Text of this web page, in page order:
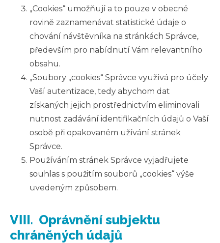
„Cookies“ umožňují a to pouze v obecné
rovině zaznamenávat statistické údaje o
chování návštěvníka na stránkách Správce,
především pro nabídnutí Vám relevantního
obsahu.
„Soubory „cookies“ Správce využívá pro účely
Vaší autentizace, tedy abychom dat
získaných jejich prostřednictvím eliminovali
nutnost zadávání identifikačních údajů o Vaší
osobě při opakovaném užívání stránek
Správce.
Používáním stránek Správce vyjadřujete
souhlas s použitím souborů „cookies“ výše
uvedeným způsobem.
VIII. Oprávnění subjektu
chráněných údajů